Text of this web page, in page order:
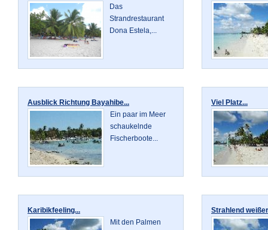
Das
Strandrestaurant
Dona Estela,...
Ausblick Richtung Bayahibe...
Ein paar im Meer
schaukelnde
Fischerboote...
Viel Platz...
Karibikfeeling...
Mit den Palmen
Strahlend